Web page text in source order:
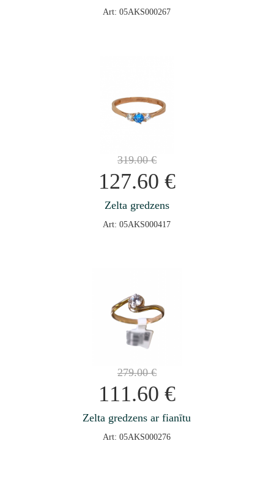
Art: 05AKS000267
319.00€
127.60 €
Zelta gredzens
Art: 05AKS000417
279.00€
111.60 €
Zelta gredzens ar fianītu
Art: 05AKS000276